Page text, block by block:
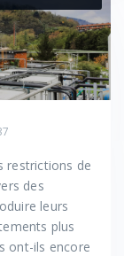
restrictions de
des
leurs
plus
ont-ils encore